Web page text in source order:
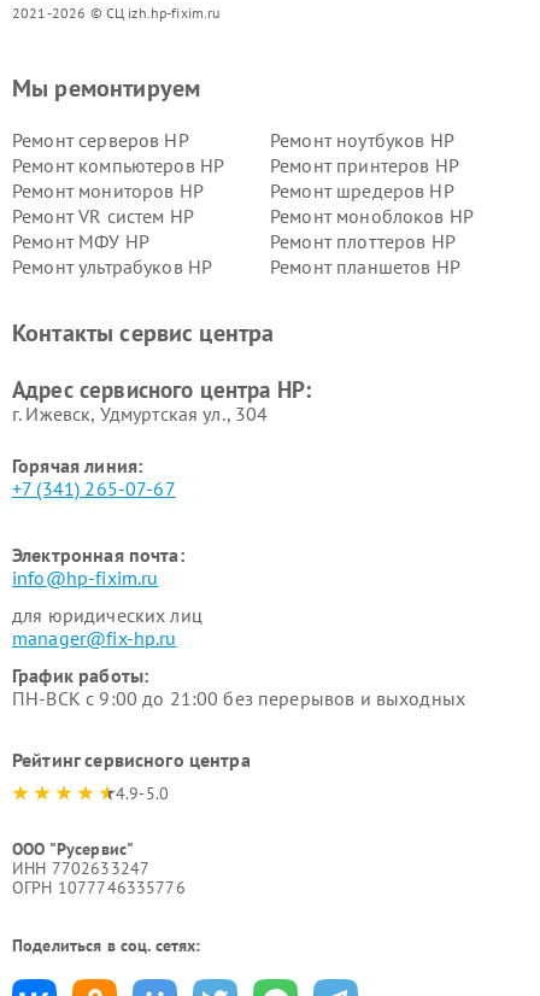
2021-2026 © СЦ izh.hp-fixim.ru
Мы ремонтируем
Ремонт серверов HP
Ремонт ноутбуков HP
Ремонт компьютеров HP
Ремонт принтеров HP
Ремонт мониторов HP
Ремонт шредеров HP
Ремонт VR систем HP
Ремонт моноблоков HP
Ремонт МФУ HP
Ремонт плоттеров HP
Ремонт ультрабуков HP
Ремонт планшетов HP
Контакты сервис центра
Адрес сервисного центра HP:
г. Ижевск, Удмуртская ул., 304
Горячая линия:
+7 (341) 265-07-67
Электронная почта:
info@hp-fixim.ru
для юридических лиц
manager@fix-hp.ru
График работы:
ПН-ВСК с 9:00 до 21:00 без перерывов и выходных
Рейтинг сервисного центра
4.9-5.0
ООО "Русервис"
ИНН 7702633247
ОГРН 1077746335776
Поделиться в соц. сетях: